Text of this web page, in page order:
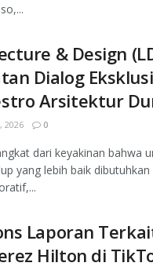
& Design
Dialog
Arsitektur
2026 0
dari keyakinan bahwa
yang lebih baik dibutuhkan
Laporan
Hilton di